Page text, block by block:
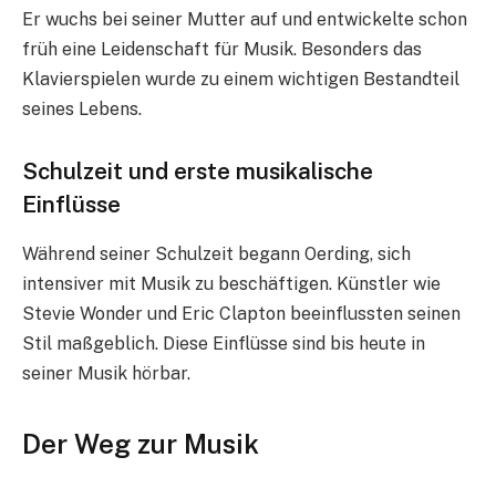
Er wuchs bei seiner Mutter auf und entwickelte schon
früh eine Leidenschaft für Musik. Besonders das
Klavierspielen wurde zu einem wichtigen Bestandteil
seines Lebens.
Schulzeit und erste musikalische
Einflüsse
Während seiner Schulzeit begann Oerding, sich
intensiver mit Musik zu beschäftigen. Künstler wie
Stevie Wonder und Eric Clapton beeinflussten seinen
Stil maßgeblich. Diese Einflüsse sind bis heute in
seiner Musik hörbar.
Der Weg zur Musik